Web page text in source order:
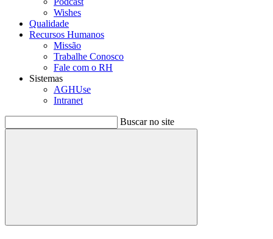
Wishes
Qualidade
Recursos Humanos
Missão
Trabalhe Conosco
Fale com o RH
Sistemas
AGHUse
Intranet
Buscar no site
Buscar